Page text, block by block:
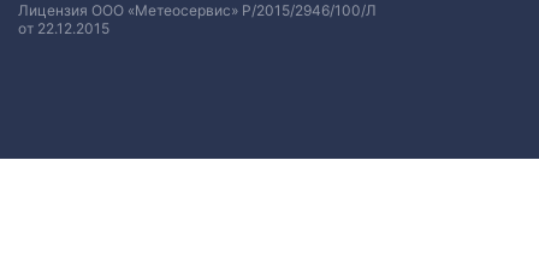
Лицензия ООО «Метеосервис» Р/2015/2946/100/Л
от 22.12.2015